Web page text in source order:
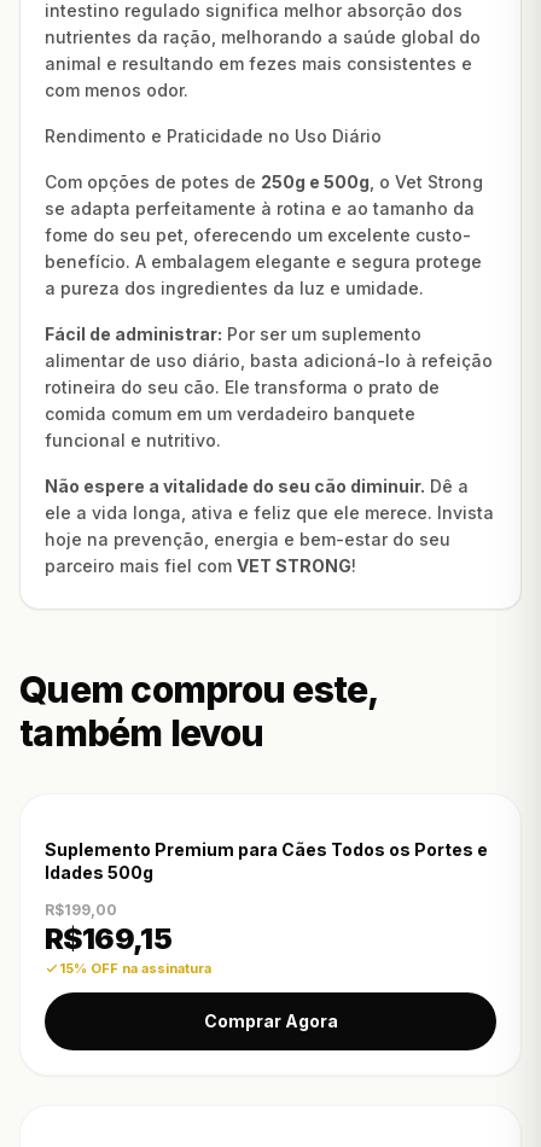
intestino regulado significa melhor absorção dos
nutrientes da ração, melhorando a saúde global do
animal e resultando em fezes mais consistentes e
com menos odor.
Rendimento e Praticidade no Uso Diário
Com opções de potes de 250g e 500g , o Vet Strong
se adapta perfeitamente à rotina e ao tamanho da
fome do seu pet, oferecendo um excelente custo-
benefício. A embalagem elegante e segura protege
a pureza dos ingredientes da luz e umidade.
Fácil de administrar: Por ser um suplemento
alimentar de uso diário, basta adicioná-lo à refeição
rotineira do seu cão. Ele transforma o prato de
comida comum em um verdadeiro banquete
funcional e nutritivo.
Não espere a vitalidade do seu cão diminuir. Dê a
ele a vida longa, ativa e feliz que ele merece. Invista
hoje na prevenção, energia e bem-estar do seu
parceiro mais fiel com VET STRONG!
Quem comprou este,
também levou
-15% OFF
Suplemento Premium para Cães Todos os Portes e
Idades 500g
R$199,00
R$169,15
15% OFF na assinatura
Comprar Agora